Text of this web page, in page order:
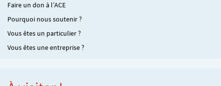
Faire un don à l’ACE
Pourquoi nous soutenir ?
Vous êtes un particulier ?
Vous êtes une entreprise ?